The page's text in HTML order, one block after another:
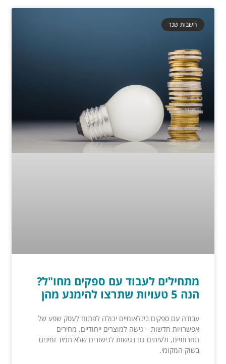
חשבות שכר
מתחילים לעבוד עם ספקים מחו"ל?
הנה 5 טעויות שתרצו להימנע מהן
עבודה עם ספקים בינלאומיים יכולה לפתוח לעסק שפע של
אפשרויות חדשות – גישה למוצרים ייחודיים, מחירים
תחרותיים, ולעיתים גם נגישות לכישורים שלא תמיד זמינים
בשוק המקומי.